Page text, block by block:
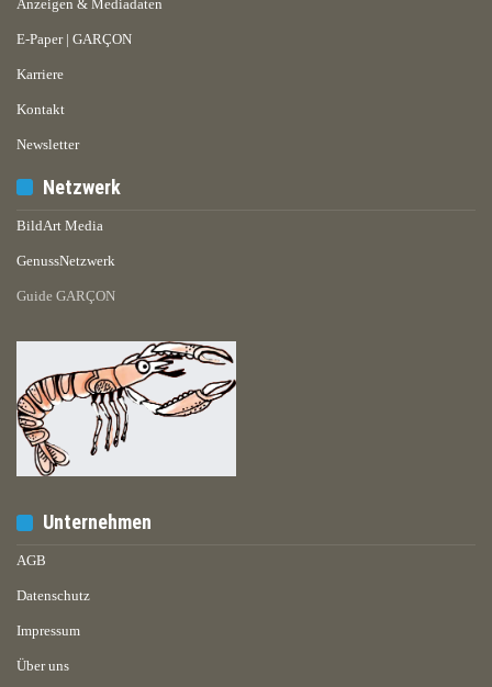
Anzeigen & Mediadaten
E-Paper | GARÇON
Karriere
Kontakt
Newsletter
Netzwerk
BildArt Media
GenussNetzwerk
Guide GARÇON
Unternehmen
AGB
Datenschutz
Impressum
Über uns